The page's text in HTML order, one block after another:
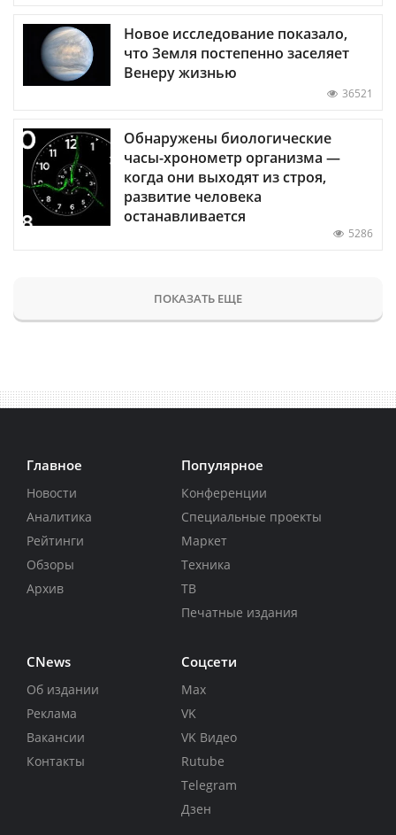
Новое исследование показало,
что Земля постепенно заселяет
Венеру жизнью
36521
Обнаружены биологические
часы-хронометр организма —
когда они выходят из строя,
развитие человека
останавливается
5286
ПОКАЗАТЬ ЕЩЕ
Главное
Новости
Аналитика
Рейтинги
Обзоры
Архив
Популярное
Конференции
Специальные проекты
Маркет
Техника
ТВ
Печатные издания
CNews
Об издании
Реклама
Вакансии
Контакты
Соцсети
Max
VK
VK Видео
Rutube
Telegram
Дзен